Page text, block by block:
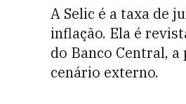
A Selic é a taxa de
inflação. Ela é
do Banco Central,
cenário externo.